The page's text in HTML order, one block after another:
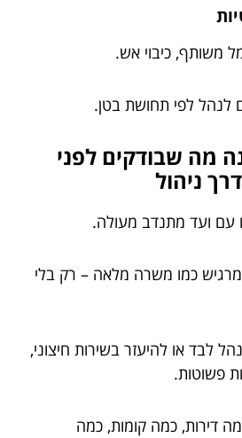
משותף, כיבוי אש.
לנהל לפי תחושת בטן.
מה שבודקים לפני
ניהול
עם ועד מתנדב מעולה.
מרגיש כמו משרה מלאה – רק בלי
לבד או להיעזר בשירות חיצוני,
פשוטות.
דירות, כמה קומות, כמה